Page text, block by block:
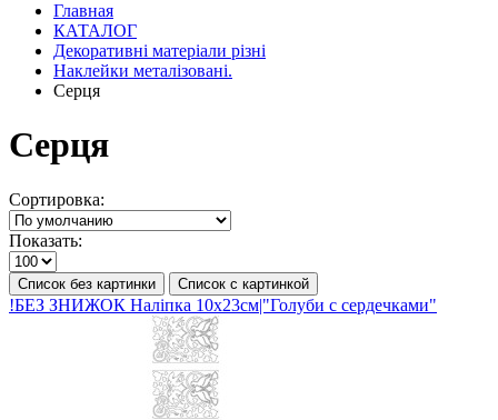
Главная
КАТАЛОГ
Декоративні матеріали різні
Наклейки металізовані.
Серця
Серця
Сортировка:
Показать:
Список без картинки Список с картинкой
!БЕЗ ЗНИЖОК Наліпка 10х23см|"Голуби с сердечками"